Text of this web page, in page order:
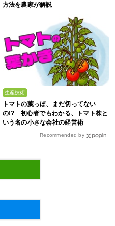
方法を農家が解説
生産技術
トマトの葉っぱ、まだ切ってない
の!? 初心者でもわかる、トマト株と
いう名の小さな会社の経営術
Recommended by